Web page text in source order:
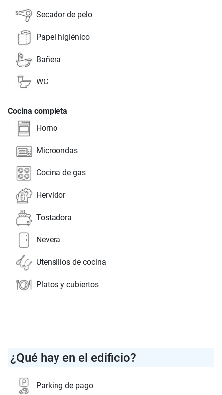
Secador de pelo
Papel higiénico
Bañera
WC
Cocina completa
Horno
Microondas
Cocina de gas
Hervidor
Tostadora
Nevera
Utensilios de cocina
Platos y cubiertos
¿Qué hay en el edificio?
Parking de pago